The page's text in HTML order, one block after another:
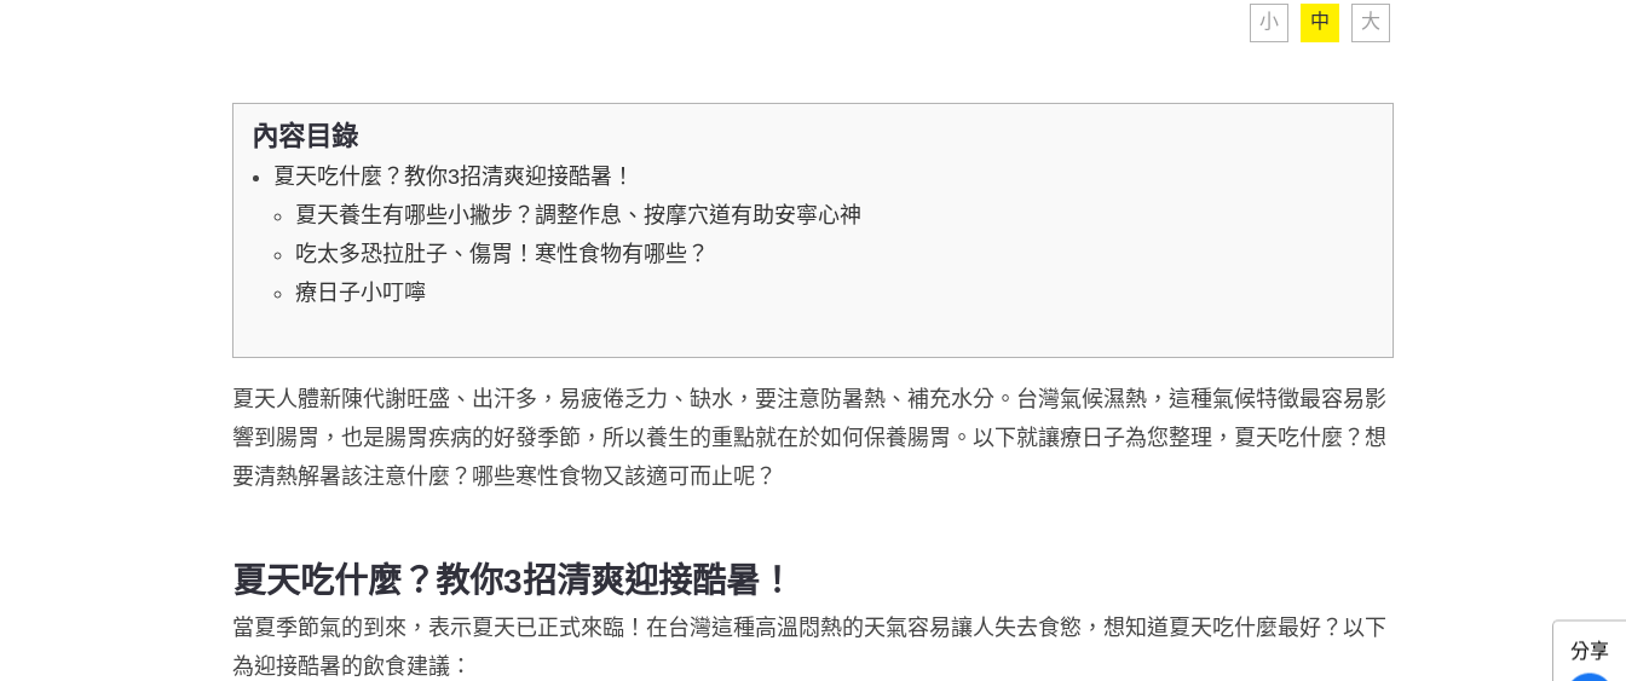
小 中 大
內容目錄
夏天吃什麼？教你3招清爽迎接酷暑！
夏天養生有哪些小撇步？調整作息、按摩穴道有助安寧心神
吃太多恐拉肚子、傷胃！寒性食物有哪些？
療日子小叮嚀
夏天人體新陳代謝旺盛、出汗多，易疲倦乏力、缺水，要注意防暑熱、補充水分。 台灣氣候濕熱，這種氣候特徵最容易影
響到腸胃，也是腸胃疾病的好發季節，所以養生的重點就在於如何保養腸胃 。 以下就讓療日子為您整理，夏天吃什麼？想
要清熱解暑該注意什麼？ 哪些寒性食物又該適可而止呢？
夏天吃什麼？教你3招清爽迎接酷暑！
當夏季節氣的到來，表示夏天已正式來臨！ 在台灣這種高溫悶熱的天氣容易讓人失去食慾，想知道夏天吃什麼最好？以下
為迎接酷暑的飲食建議：
分享